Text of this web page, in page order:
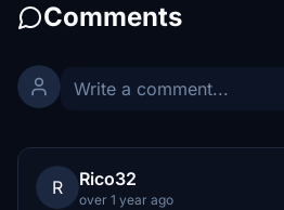
Comments
R Rico32
over 1 year ago